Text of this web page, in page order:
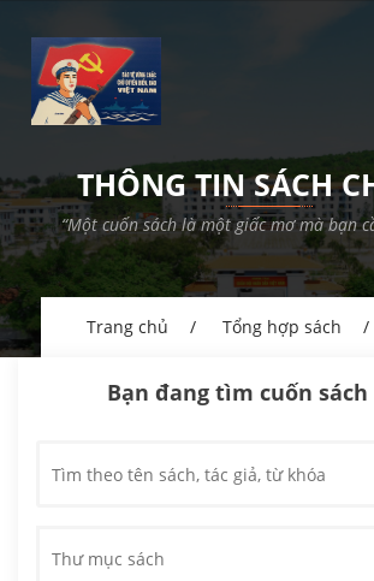
THÔNG TIN SÁCH
“Một cuốn sách là một giấc mơ mà bạn
Trang chủ Tổng hợp sách
Bạn đang tìm cuốn sách
Thư mục sách